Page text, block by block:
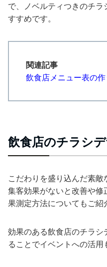
で、ノベルティつきのチ
すすめです。
関連記事
飲食店メニュー表の
飲食店のチラシ
こだわりを盛り込んだ素
集客効果がないと改善や
果測定方法についてもご紹
効果のある飲食店のチラ
ることでイベントへの活用